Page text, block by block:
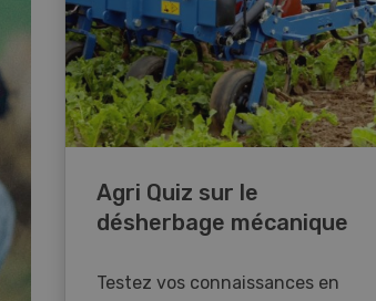
Agri Quiz sur le
désherbage mécanique
Testez vos connaissances en